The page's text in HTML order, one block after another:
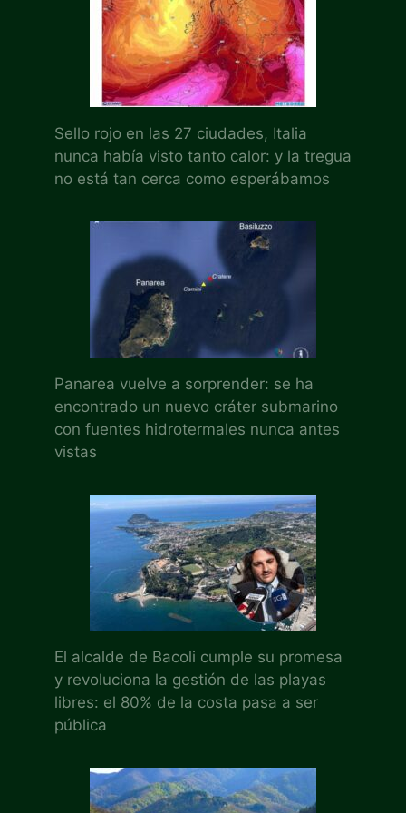
Sello rojo en las 27 ciudades, Italia
nunca había visto tanto calor: y la tregua
no está tan cerca como esperábamos
Panarea vuelve a sorprender: se ha
encontrado un nuevo cráter submarino
con fuentes hidrotermales nunca antes
vistas
El alcalde de Bacoli cumple su promesa
y revoluciona la gestión de las playas
libres: el 80% de la costa pasa a ser
pública